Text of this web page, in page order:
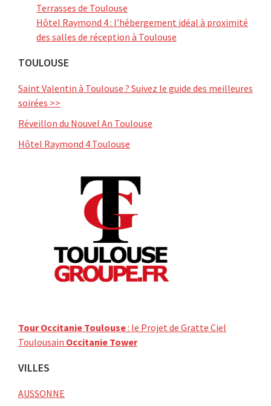
Terrasses de Toulouse
Hôtel Raymond 4 : l’hébergement idéal à proximité
des salles de réception à Toulouse
TOULOUSE
Saint Valentin à Toulouse ? Suivez le guide des meilleures
soirées >>
Réveillon du Nouvel An Toulouse
Hôtel Raymond 4 Toulouse
Tour Occitanie Toulouse: le Projet de Gratte Ciel
Toulousain Occitanie Tower
VILLES
AUSSONNE